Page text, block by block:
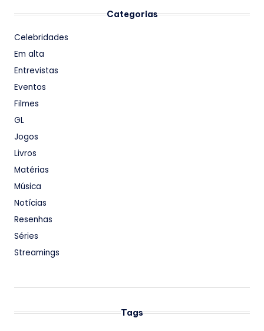
Categorias
Celebridades
Em alta
Entrevistas
Eventos
Filmes
GL
Jogos
Livros
Matérias
Música
Notícias
Resenhas
Séries
Streamings
Tags